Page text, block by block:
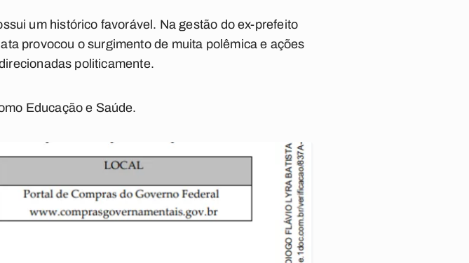
um histórico favorável. Na gestão do ex-prefeito
provocou o surgimento de muita polêmica e ações
politicamente.
Educação e Saúde.